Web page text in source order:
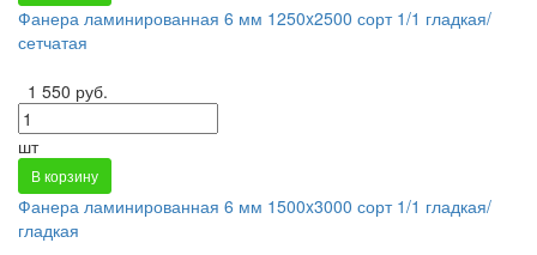
Фанера ламинированная 6 мм 1250x2500 сорт 1/1 гладкая/
сетчатая
1 550 руб.
шт
В корзину
Фанера ламинированная 6 мм 1500x3000 сорт 1/1 гладкая/
гладкая